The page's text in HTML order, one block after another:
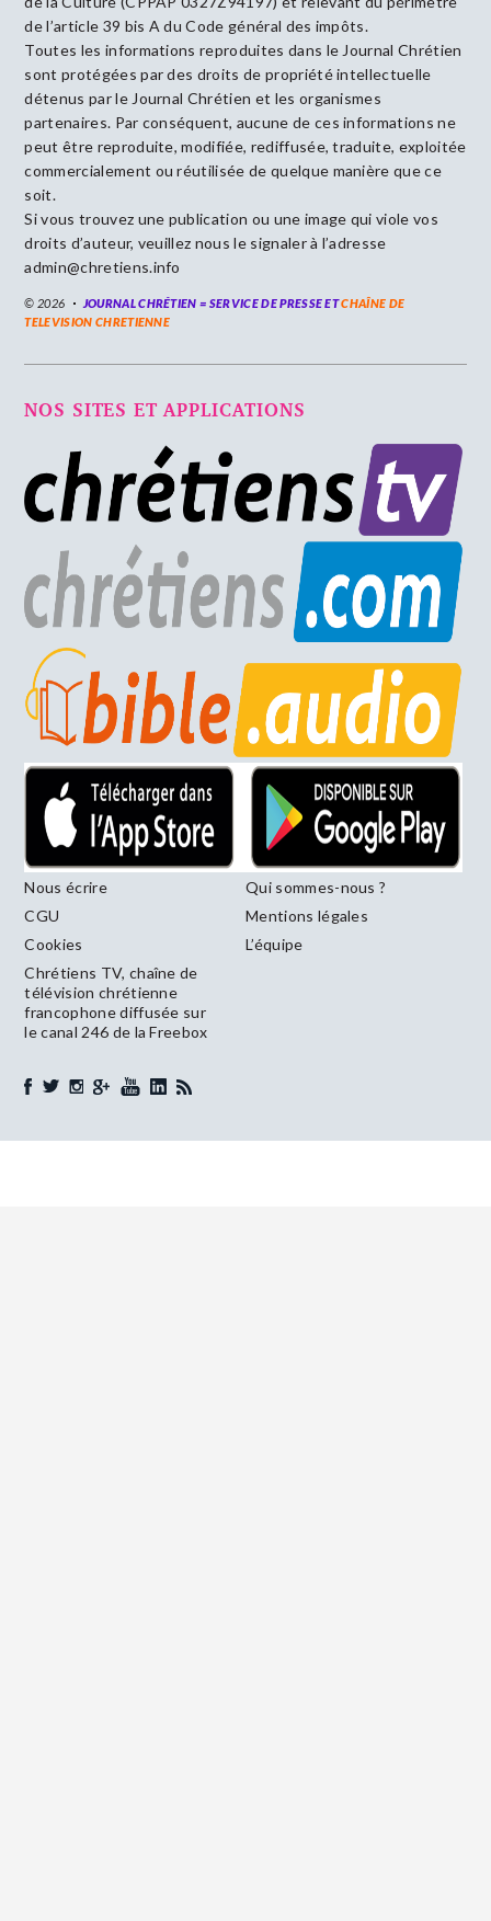
de l’article 39 bis A du Code général des impôts.
Toutes les informations reproduites dans le Journal Chrétien
sont protégées par des droits de propriété intellectuelle
détenus par le Journal Chrétien et les organismes
partenaires. Par conséquent, aucune de ces informations ne
peut être reproduite, modifiée, rediffusée, traduite, exploitée
commercialement ou réutilisée de quelque manière que ce
soit.
Si vous trouvez une publication ou une image qui viole vos
droits d’auteur, veuillez nous le signaler à l’adresse
admin@chretiens.info
© 2026 JOURNAL CHRÉTIEN = SERVICE DE PRESSE ETCHAÎNE DE
TELEVISION CHRETIENNE
NOS SITES ET APPLICATIONS
Nous écrire
Qui sommes-nous ?
CGU
Mentions légales
Cookies
L’équipe
Chrétiens TV, chaîne de
télévision chrétienne
francophone diffusée sur
le canal 246 de la Freebox